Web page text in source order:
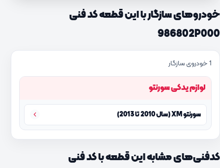
خودروهای سازگار با این قطعه کد فنی
986802P000
1 خودروی سازگار
لوازم یدکی سورنتو
سورنتو XM (سال 2010 تا 2013)
کدفنی‌های مشابه این قطعه با کد فنی